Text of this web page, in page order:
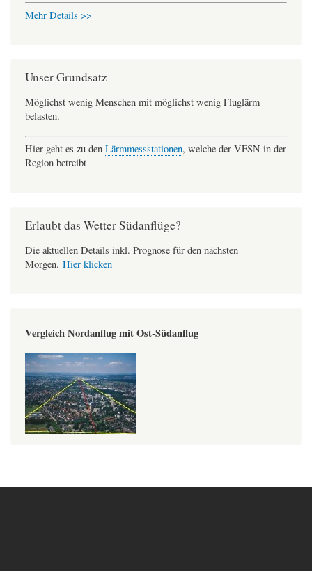
Mehr Details >>
Unser Grundsatz
Möglichst wenig Menschen mit möglichst wenig Fluglärm
belasten.
Hier geht es zu den Lärmmessstationen, welche der VFSN in der
Region betreibt
Erlaubt das Wetter Südanflüge?
Die aktuellen Details inkl. Prognose für den nächsten
Morgen. Hier klicken
Vergleich Nordanflug mit Ost-Südanflug